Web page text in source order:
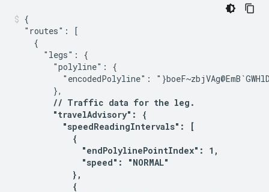
{
  "routes": [
    {
      "legs": {
        "polyline": {
"encodedPolyline":
        },
// Traffic data for the leg.
        "travelAdvisory": {
          "speedReadingIntervals": [
            {
              "endPolylinePointIndex": 1,
              "speed": "NORMAL"
            },
            {